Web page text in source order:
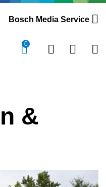
Bosch Media Service
0
&